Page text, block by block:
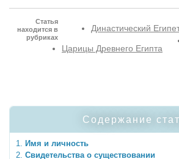
Статья
находится в
рубриках
Династический
Царицы Древнего Египта
Содержание
Имя и личность
Свидетельства о существовании